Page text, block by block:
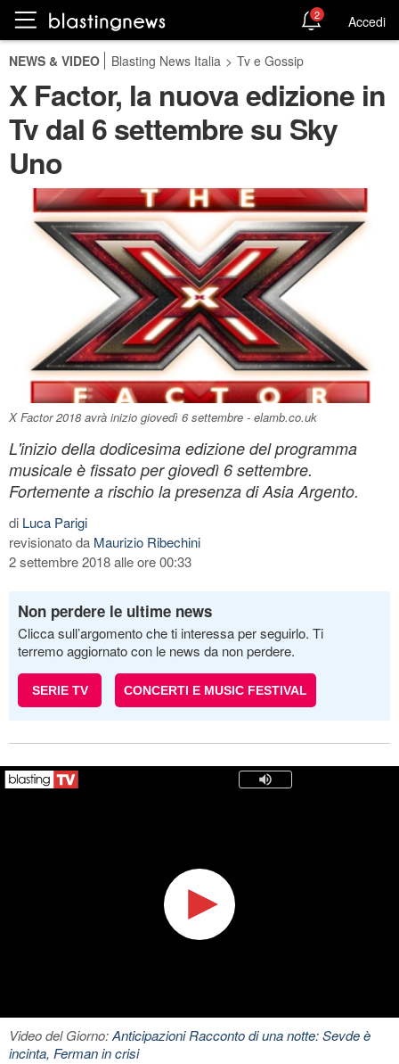
2 Accedi
NEWS & VIDEO Blasting News Italia > Tv e Gossip
X Factor, la nuova edizione in
Tv dal 6 settembre su Sky
Uno
X Factor 2018 avrà inizio giovedì 6 settembre - elamb.co.uk
L'inizio della dodicesima edizione del programma
musicale è fissato per giovedì 6 settembre.
Fortemente a rischio la presenza di Asia Argento.
di Luca Parigi
revisionato da Maurizio Ribechini
2 settembre 2018 alle ore 00:33
Non perdere le ultime news
Clicca sull’argomento che ti interessa per seguirlo. Ti
terremo aggiornato con le news da non perdere.
SERIE TV CONCERTI E MUSIC FESTIVAL
Video del Giorno:Anticipazioni Racconto di una notte: Sevde è
incinta, Ferman in crisi